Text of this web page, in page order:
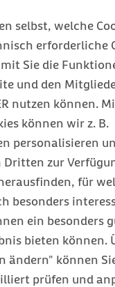
selbst, welche
erforderliche
Sie die
und den
nutzen können.
können wir z. B.
personalisieren
Dritten zur
für
besonders
ein besonders
bieten können.
ändern" können
prüfen und
und
geplanten
Minimierung
Nutzung
sowie
rationaler
optimaleOP-
dass es in vielen
gezielt zu
etwa 30 Prozent
(Anämie)